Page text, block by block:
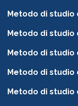
Metodo di studio
Metodo di studio
Metodo di studio
Metodo di studio
Metodo di studio